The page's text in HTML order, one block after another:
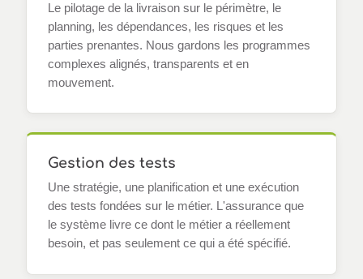
Le pilotage de la livraison sur le périmètre, le
planning, les dépendances, les risques et les
parties prenantes. Nous gardons les programmes
complexes alignés, transparents et en
mouvement.
Gestion des tests
Une stratégie, une planification et une exécution
des tests fondées sur le métier. L'assurance que
le système livre ce dont le métier a réellement
besoin, et pas seulement ce qui a été spécifié.